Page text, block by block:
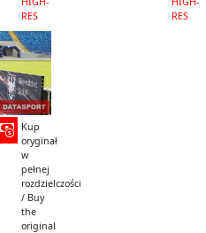
RES
RES
Kup
oryginał
w
pełnej
rozdzielczości
/ Buy
the
original